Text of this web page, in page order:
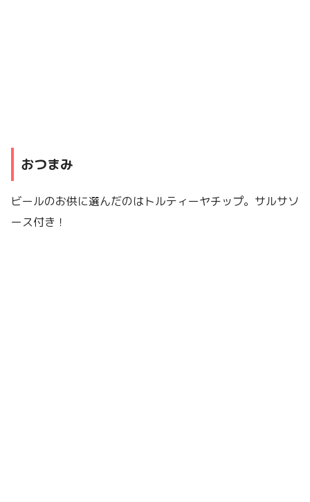
おつまみ
ビールのお供に選んだのはトルティーヤチップ。サルサソ
ース付き！